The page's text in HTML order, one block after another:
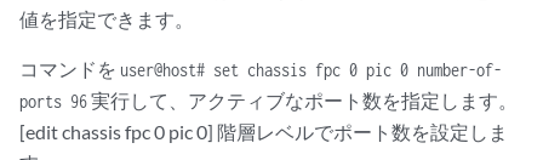
値を指定できます。
コマンドを user@host# set chassis fpc 0 pic 0 number-of-
ports 96実行して、アクティブなポート数を指定します。
[edit chassis fpc 0 pic 0] 階層レベルでポート数を設定しま